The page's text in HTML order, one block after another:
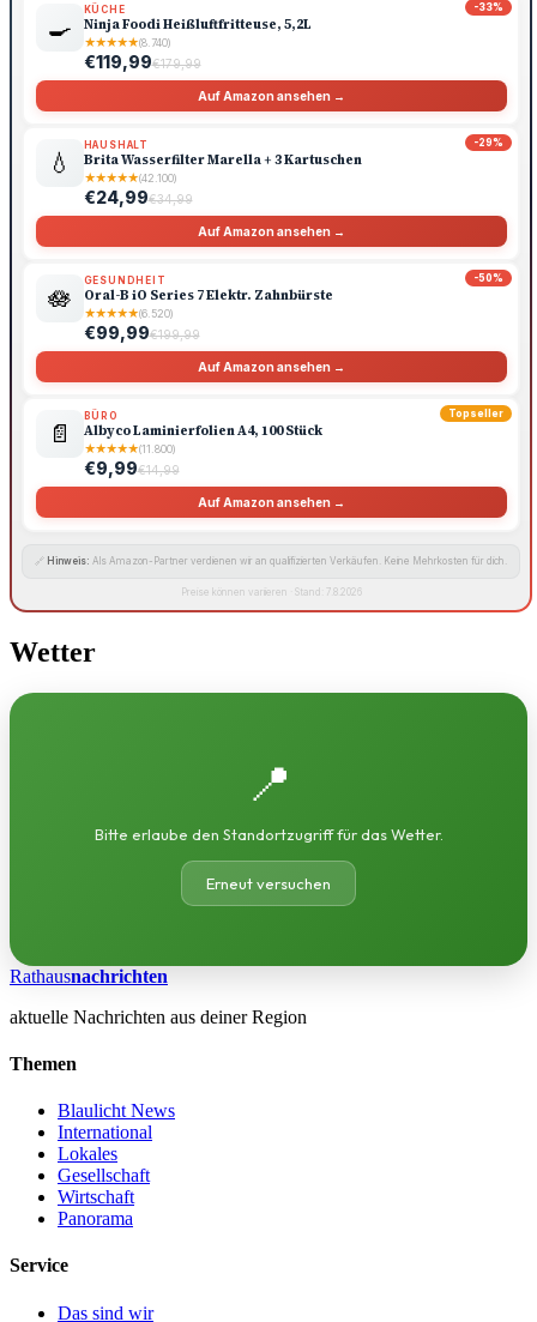
-33%
🍳
KÜCHE
Ninja Foodi Heißluftfritteuse, 5,2L
★★★★★(8.740)
€119,99€179,99
Auf Amazon ansehen →
-29%
💧
HAUSHALT
Brita Wasserfilter Marella + 3 Kartuschen
★★★★★(42.100)
€24,99€34,99
Auf Amazon ansehen →
-50%
🪷
GESUNDHEIT
Oral-B iO Series 7 Elektr. Zahnbürste
★★★★★(6.520)
€99,99€199,99
Auf Amazon ansehen →
Topseller
📄
BÜRO
Albyco Laminierfolien A4, 100 Stück
★★★★★(11.800)
€9,99€14,99
Auf Amazon ansehen →
🔗 Hinweis: Als Amazon-Partner verdienen wir an qualifizierten Verkäufen. Keine Mehrkosten für dich.
Preise können variieren · Stand: 7.8.2026
Wetter
📍
Bitte erlaube den Standortzugriff für das Wetter.
Erneut versuchen
Rathausnachrichten
aktuelle Nachrichten aus deiner Region
Themen
Blaulicht News
International
Lokales
Gesellschaft
Wirtschaft
Panorama
Service
Das sind wir